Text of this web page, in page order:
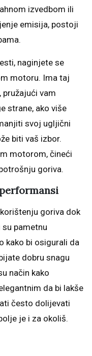
izvedbom ili
emisija, postoji
naginjete se
motoru. Ima taj
vam
strane, ako više
svoj ugljični
biti vaš izbor.
motorom, čineći
goriva.
goriva dok
pametnu
kako bi osigurali da
dobru snagu
način kako
da bi lakše
često dolijevati
je i za okoliš.